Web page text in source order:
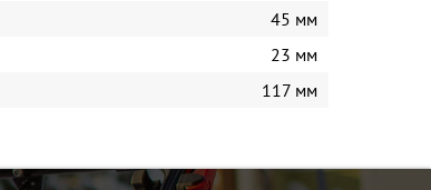
45 мм
23 мм
117 мм